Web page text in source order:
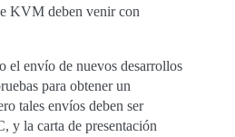
KVM deben venir con
el envío de nuevos desarrollos
para obtener un
tales envíos deben ser
y la carta de presentación